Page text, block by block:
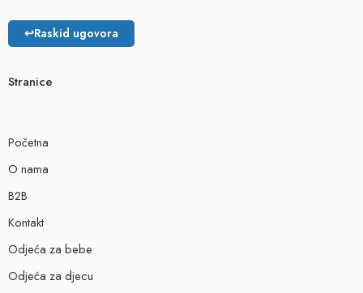
↩Raskid ugovora
Stranice
Početna
O nama
B2B
Kontakt
Odjeća za bebe
Odjeća za djecu